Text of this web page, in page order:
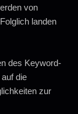
von
landen
des Keyword-
die
zur